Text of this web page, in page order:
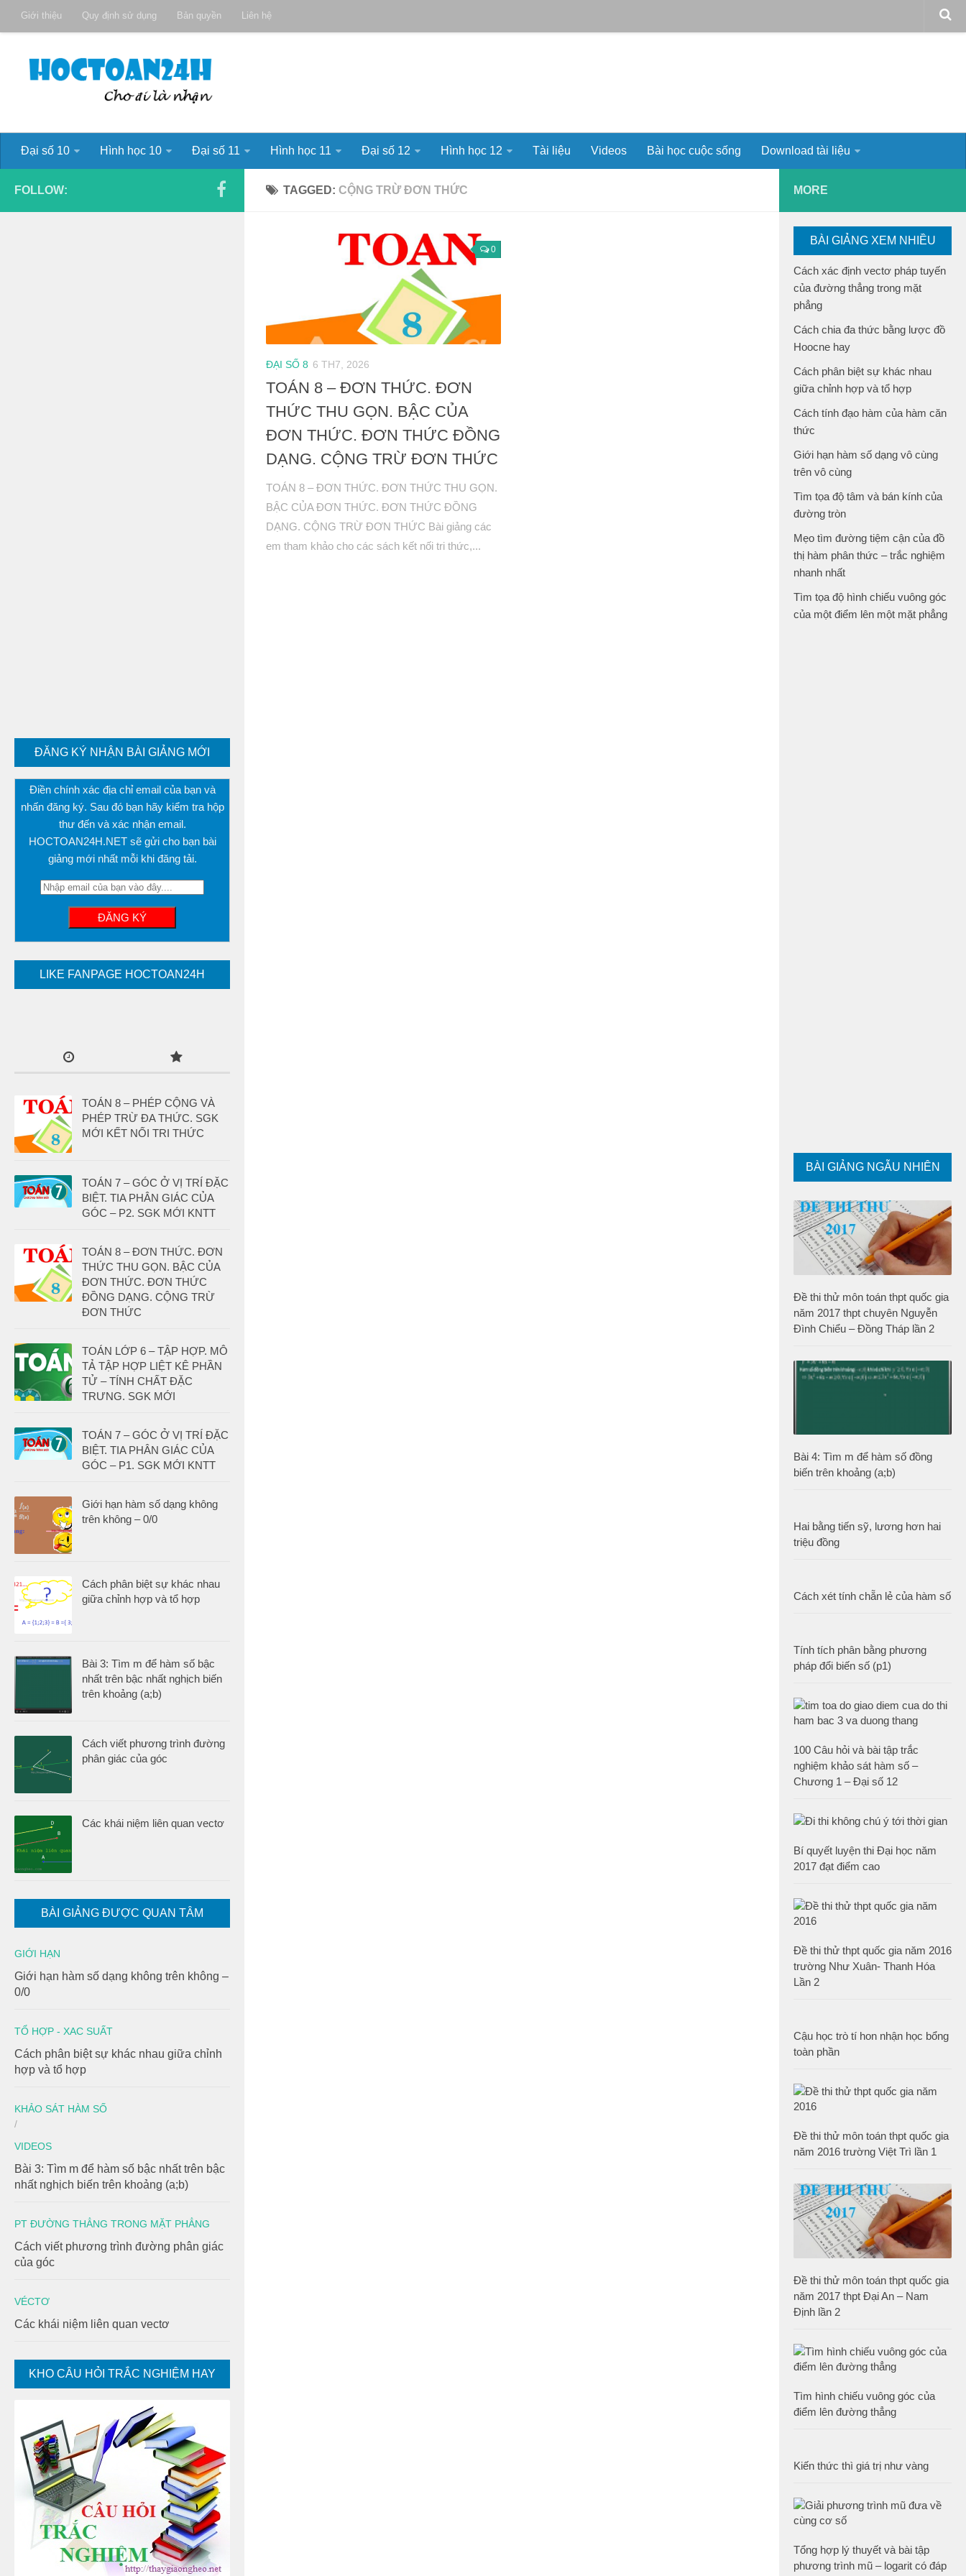
Giới thiệu Quy định sử dụng Bản quyền Liên hệ
Đại số 10 Hình học 10 Đại số 11 Hình học 11 Đại số 12 Hình học 12 Tài liệu Videos Bài học cuộc sống Download tài liệu
TAGGED: CỘNG TRỪ ĐƠN THỨC
0
ĐẠI SỐ 8 6 TH7, 2026
TOÁN 8 – ĐƠN THỨC. ĐƠN
THỨC THU GỌN. BẬC CỦA
ĐƠN THỨC. ĐƠN THỨC ĐỒNG
DẠNG. CỘNG TRỪ ĐƠN THỨC
TOÁN 8 – ĐƠN THỨC. ĐƠN THỨC THU GỌN.
BẬC CỦA ĐƠN THỨC. ĐƠN THỨC ĐỒNG
DẠNG. CỘNG TRỪ ĐƠN THỨC Bài giảng các
em tham khảo cho các sách kết nối tri thức,...
FOLLOW:
ĐĂNG KÝ NHẬN BÀI GIẢNG MỚI
Điền chính xác địa chỉ email của bạn và
nhấn đăng ký. Sau đó bạn hãy kiểm tra hộp
thư đến và xác nhận email.
HOCTOAN24H.NET sẽ gửi cho bạn bài
giảng mới nhất mỗi khi đăng tải.
LIKE FANPAGE HOCTOAN24H
TOÁN 8 – PHÉP CỘNG VÀ
PHÉP TRỪ ĐA THỨC. SGK
MỚI KẾT NỐI TRI THỨC
TOÁN 7 – GÓC Ở VỊ TRÍ ĐẶC
BIỆT. TIA PHÂN GIÁC CỦA
GÓC – P2. SGK MỚI KNTT
TOÁN 8 – ĐƠN THỨC. ĐƠN
THỨC THU GỌN. BẬC CỦA
ĐƠN THỨC. ĐƠN THỨC
ĐỒNG DẠNG. CỘNG TRỪ
ĐƠN THỨC
TOÁN LỚP 6 – TẬP HỢP. MÔ
TẢ TẬP HỢP LIỆT KÊ PHẦN
TỬ – TÍNH CHẤT ĐẶC
TRƯNG. SGK MỚI
TOÁN 7 – GÓC Ở VỊ TRÍ ĐẶC
BIỆT. TIA PHÂN GIÁC CỦA
GÓC – P1. SGK MỚI KNTT
Giới hạn hàm số dạng không
trên không – 0/0
Cách phân biệt sự khác nhau
giữa chỉnh hợp và tổ hợp
Bài 3: Tìm m để hàm số bậc
nhất trên bậc nhất nghịch biến
trên khoảng (a;b)
Cách viết phương trình đường
phân giác của góc
Các khái niệm liên quan vectơ
BÀI GIẢNG ĐƯỢC QUAN TÂM
GIỚI HẠN
Giới hạn hàm số dạng không trên không –
0/0
TỔ HỢP - XAC SUẤT
Cách phân biệt sự khác nhau giữa chỉnh
hợp và tổ hợp
KHẢO SÁT HÀM SỐ
/
VIDEOS
Bài 3: Tìm m để hàm số bậc nhất trên bậc
nhất nghịch biến trên khoảng (a;b)
PT ĐƯỜNG THẲNG TRONG MẶT PHẲNG
Cách viết phương trình đường phân giác
của góc
VÉCTƠ
Các khái niệm liên quan vectơ
KHO CÂU HỎI TRẮC NGHIỆM HAY
MORE
BÀI GIẢNG XEM NHIỀU
Cách xác định vectơ pháp tuyến
của đường thẳng trong mặt
phẳng
Cách chia đa thức bằng lược đồ
Hoocne hay
Cách phân biệt sự khác nhau
giữa chỉnh hợp và tổ hợp
Cách tính đạo hàm của hàm căn
thức
Giới hạn hàm số dạng vô cùng
trên vô cùng
Tìm tọa độ tâm và bán kính của
đường tròn
Mẹo tìm đường tiệm cận của đồ
thị hàm phân thức – trắc nghiệm
nhanh nhất
Tìm tọa độ hình chiếu vuông góc
của một điểm lên một mặt phẳng
BÀI GIẢNG NGẪU NHIÊN
Đề thi thử môn toán thpt quốc gia
năm 2017 thpt chuyên Nguyễn
Đình Chiểu – Đồng Tháp lần 2
Bài 4: Tìm m để hàm số đồng
biến trên khoảng (a;b)
Hai bằng tiến sỹ, lương hơn hai
triệu đồng
Cách xét tính chẵn lẻ của hàm số
Tính tích phân bằng phương
pháp đổi biến số (p1)
100 Câu hỏi và bài tập trắc
nghiệm khảo sát hàm số –
Chương 1 – Đại số 12
Bí quyết luyện thi Đại học năm
2017 đạt điểm cao
Đề thi thử thpt quốc gia năm 2016
trường Như Xuân- Thanh Hóa
Lần 2
Cậu học trò tí hon nhận học bổng
toàn phần
Đề thi thử môn toán thpt quốc gia
năm 2016 trường Việt Trì lần 1
Đề thi thử môn toán thpt quốc gia
năm 2017 thpt Đại An – Nam
Định lần 2
Tìm hình chiếu vuông góc của
điểm lên đường thẳng
Kiến thức thì giá trị như vàng
Tổng hợp lý thuyết và bài tập
phương trình mũ – logarit có đáp